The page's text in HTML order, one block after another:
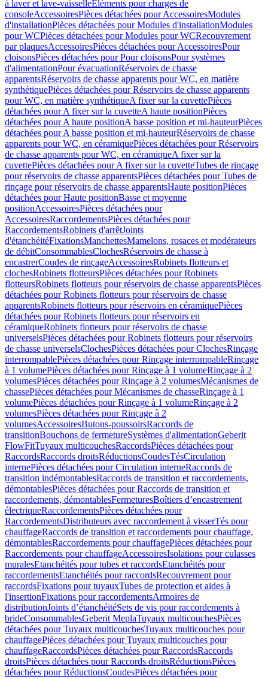
à laver et lave-vaisselleEléments pour charges de
consoleAccessoiresPièces détachées pour AccessoiresModules
d'installationPièces détachées pour Modules d'installationModules
pour WCPièces détachées pour Modules pour WCRecouvrement
par plaquesAccessoiresPièces détachées pour AccessoiresPour
cloisonsPièces détachées pour Pour cloisonsPour systèmes
d'alimentationPour évacuationRéservoirs de chasse
apparentsRéservoirs de chasse apparents pour WC, en matière
synthétiquePièces détachées pour Réservoirs de chasse apparents
pour WC, en matière synthétiqueA fixer sur la cuvettePièces
détachées pour A fixer sur la cuvetteA haute positionPièces
détachées pour A haute positionA basse position et mi-hauteurPièces
détachées pour A basse position et mi-hauteurRéservoirs de chasse
apparents pour WC, en céramiquePièces détachées pour Réservoirs
de chasse apparents pour WC, en céramiqueA fixer sur la
cuvettePièces détachées pour A fixer sur la cuvetteTubes de rinçage
pour réservoirs de chasse apparentsPièces détachées pour Tubes de
rinçage pour réservoirs de chasse apparentsHaute positionPièces
détachées pour Haute positionBasse et moyenne
positionAccessoiresPièces détachées pour
AccessoiresRaccordementsPièces détachées pour
RaccordementsRobinets d'arrêtJoints
d'étanchéitéFixationsManchettesMamelons, rosaces et modérateurs
de débitConsommablesClochesRéservoirs de chasse à
encastrerCoudes de rinçageAccessoiresRobinets flotteurs et
clochesRobinets flotteursPièces détachées pour Robinets
flotteursRobinets flotteurs pour réservoirs de chasse apparentsPièces
détachées pour Robinets flotteurs pour réservoirs de chasse
apparentsRobinets flotteurs pour réservoirs en céramiquePièces
détachées pour Robinets flotteurs pour réservoirs en
céramiqueRobinets flotteurs pour réservoirs de chasse
universelsPièces détachées pour Robinets flotteurs pour réservoirs
de chasse universelsClochesPièces détachées pour ClochesRinçage
interrompablePièces détachées pour Rinçage interrompableRinçage
à 1 volumePièces détachées pour Rinçage à 1 volumeRinçage à 2
volumesPièces détachées pour Rinçage à 2 volumesMécanismes de
chassePièces détachées pour Mécanismes de chasseRinçage à 1
volumePièces détachées pour Rinçage à 1 volumeRinçage à 2
volumesPièces détachées pour Rinçage à 2
volumesAccessoiresButons-poussoirsRaccords de
transitionBouchons de fermetureSystèmes d'alimentationGeberit
FlowFitTuyaux multicouchesRaccordsPièces détachées pour
RaccordsRaccords droitsRéductionsCoudesTésCirculation
internePièces détachées pour Circulation interneRaccords de
transition indémontablesRaccords de transition et raccordements,
démontablesPièces détachées pour Raccords de transition et
raccordements, démontablesFermeturesBoîtiers d’encastrement
électriqueRaccordementsPièces détachées pour
RaccordementsDistributeurs avec raccordement à visserTés pour
chauffageRaccords de transition et raccordements pour chauffage,
démontablesRaccordements pour chauffagePièces détachées pour
Raccordements pour chauffageAccessoiresIsolations pour culasses
muralesEtanchéités pour tubes et raccordsEtanchéités pour
raccordementsEtanchéités pour raccordsRecouvrement pour
raccordsFixations pour tuyauxTubes de protection et aides à
l'insertionFixations pour raccordementsArmoires de
distributionJoints d’étanchéitéSets de vis pour raccordements à
brideConsommablesGeberit MeplaTuyaux multicouchesPièces
détachées pour Tuyaux multicouchesTuyaux multicouches pour
chauffagePièces détachées pour Tuyaux multicouches pour
chauffageRaccordsPièces détachées pour RaccordsRaccords
droitsPièces détachées pour Raccords droitsRéductionsPièces
détachées pour RéductionsCoudesPièces détachées pour